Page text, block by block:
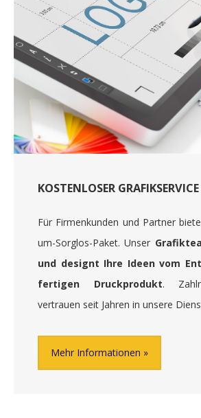
KOSTENLOSER GRAFIKSERVICE
Für Firmenkunden und Partner
um-Sorglos-Paket. Unser
und designt Ihre Ideen vom
fertigen Druckprodukt.
vertrauen seit Jahren in unsere
Mehr Informationen